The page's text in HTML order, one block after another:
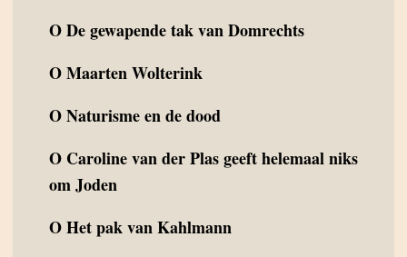
ODe gewapende tak van Domrechts
OMaarten Wolterink
ONaturisme en de dood
O Caroline van der Plas geeft helemaal niks
om Joden
OHet pak van Kahlmann